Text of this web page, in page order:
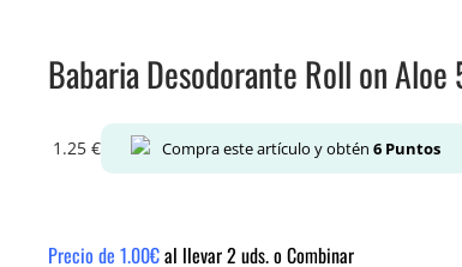
Babaria Desodorante Roll on Aloe
1.25 € Compra este artículo y obtén 6 Puntos
Precio de 1.00€al llevar 2 uds. o Combinar